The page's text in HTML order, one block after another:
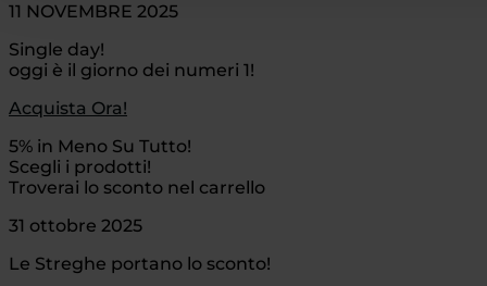
11 NOVEMBRE 2025
Single day!
oggi è il giorno dei numeri 1!
Acquista Ora!
5% in Meno Su Tutto!
Scegli i prodotti!
Troverai lo sconto nel carrello
31 ottobre 2025
Le Streghe portano lo sconto!